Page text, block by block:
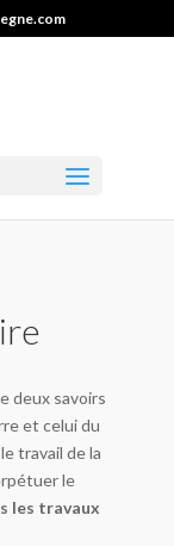
deux savoirs
et celui du
travail de la
le
les travaux